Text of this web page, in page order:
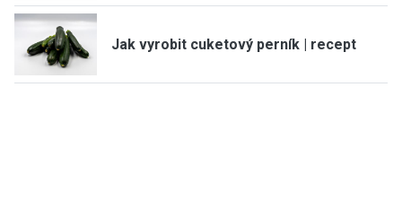
Jak vyrobit cuketový perník | recept